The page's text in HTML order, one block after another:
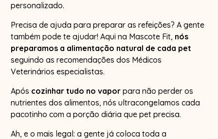
personalizado.
Precisa de ajuda para preparar as refeições? A gente
também pode te ajudar! Aqui na Mascote Fit, nós
preparamos a alimentação natural de cada pet
seguindo as recomendações dos Médicos
Veterinários especialistas.
Após cozinhar tudo no vapor para não perder os
nutrientes dos alimentos, nós ultracongelamos cada
pacotinho com a porção diária que pet precisa.
Ah, e o mais legal: a gente já coloca toda a